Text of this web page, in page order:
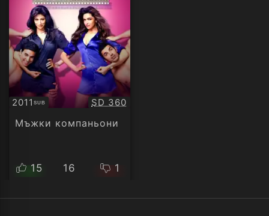
2011SUB
Субтитри Качество:
SD 360
Мъжки компаньони
15 16 1